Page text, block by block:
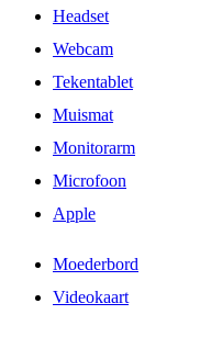
Headset
Webcam
Tekentablet
Muismat
Monitorarm
Microfoon
Apple
Moederbord
Videokaart